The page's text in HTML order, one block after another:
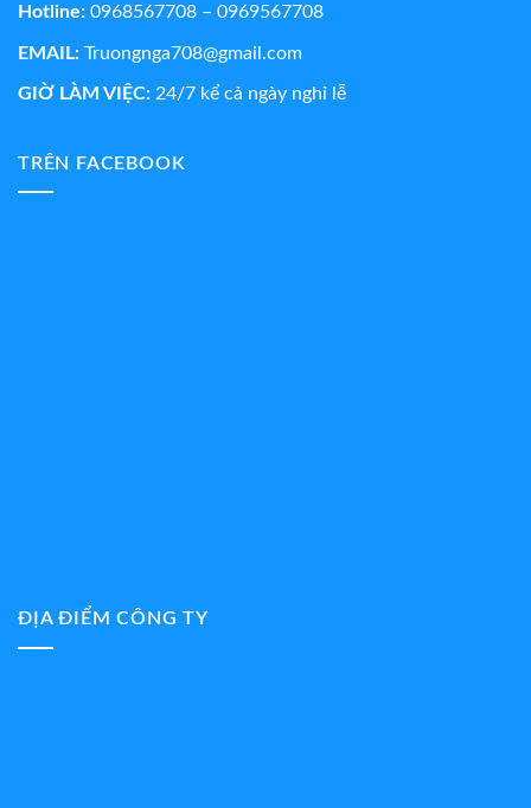
Hotline: 0968567708 – 0969567708
EMAIL: Truongnga708@gmail.com
GIỜ LÀM VIỆC: 24/7 kể cả ngày nghỉ lễ
TRÊN FACEBOOK
ĐỊA ĐIỂM CÔNG TY